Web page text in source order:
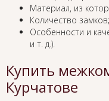
Материал, из
Количество замков;
Особенности и
и т. д.).
Купить
Курчатове